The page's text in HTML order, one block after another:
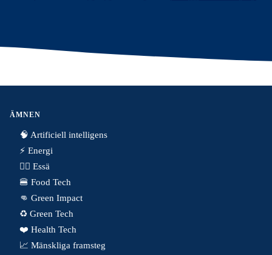
ÄMNEN
🧠 Artificiell intelligens
⚡️ Energi
✍🏼 Essä
🍔 Food Tech
👊 Green Impact
♻️ Green Tech
❤️ Health Tech
📈 Mänskliga framsteg